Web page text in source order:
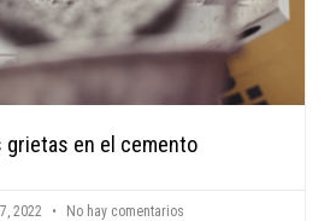
grietas en el cemento
2022 No hay comentarios